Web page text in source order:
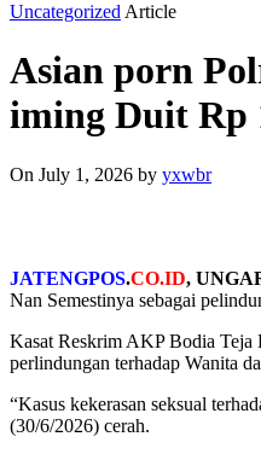
Uncategorized Article
Asian porn
iming Duit Rp
On July 1, 2026 by yxwbr
JATENGPOS.CO.ID,
Nan Semestinya sebagai
Kasat Reskrim AKP Bodia Teja
perlindungan terhadap Wanita
“Kasus kekerasan seksual
(30/6/2026) cerah.